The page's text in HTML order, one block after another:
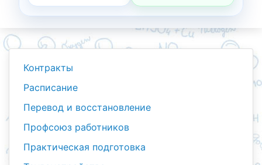
Контракты
Расписание
Перевод и восстановление
Профсоюз работников
Практическая подготовка